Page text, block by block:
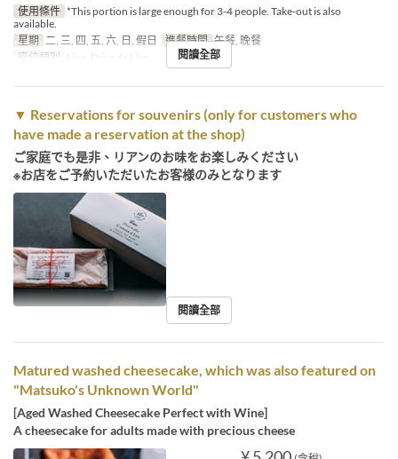
使用條件 *This portion is large enough for 3-4 people. Take-out is also
available.
星期 二, 三, 四, 五, 六, 日, 假日 進餐時間 午餐, 晚餐
座位類別 Lien, Prive de Lien 閱讀全部
▼ Reservations for souvenirs (only for customers who
have made a reservation at the shop)
ご家庭でも是非、リアンのお味をお楽しみください
※お店をご予約いただいたお客様のみとなります
閱讀全部
Matured washed cheesecake, which was also featured on
"Matsuko's Unknown World"
[Aged Washed Cheesecake Perfect with Wine]
A cheesecake for adults made with precious cheese